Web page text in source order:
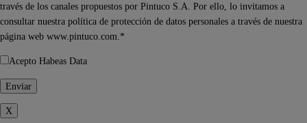
través de los canales propuestos por Pintuco S.A. Por ello, lo invitamos a
consultar nuestra política de protección de datos personales a través de nuestra
página web www.pintuco.com.*
Acepto Habeas Data
X